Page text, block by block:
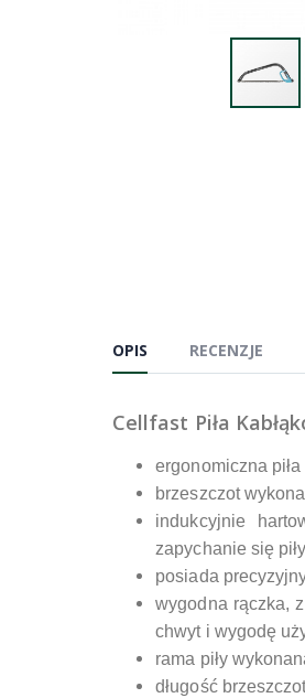
OPIS RECENZJE
Cellfast Piła
ergonomiczna
brzeszczot
indukcyjnie
zapychanie się piły
posiada
wygodna rączka,
chwyt i wygodę
rama piły
długość